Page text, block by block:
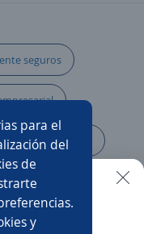
para el
del
de
y
seguros
de libranza
la app